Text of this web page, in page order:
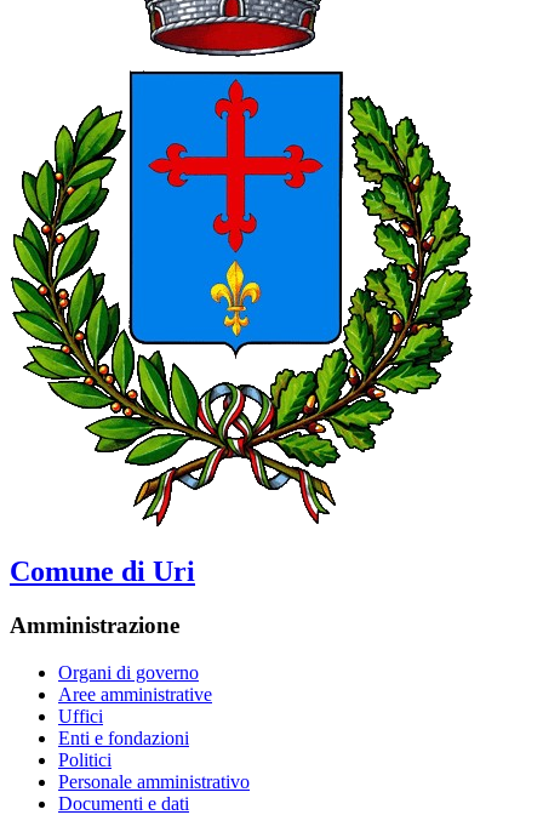
Comune di Uri
Amministrazione
Organi di governo
Aree amministrative
Uffici
Enti e fondazioni
Politici
Personale amministrativo
Documenti e dati